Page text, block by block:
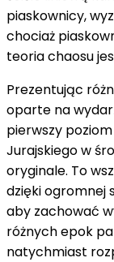
piaskownicy,
chociaż
teoria chaosu
Prezentując
oparte na
pierwszy
Jurajskiego w
oryginale. To
dzięki ogromnej
aby zachować
różnych epok
natychmiast